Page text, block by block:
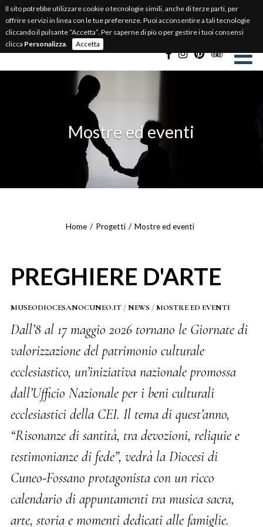
BIGLIETTERIA ONLINE
Select Language
Mostre ed eventi
Home Progetti Mostre ed eventi
PREGHIERE D'ARTE
MUSEODIOCESANOCUNEO.IT/NEWS /MOSTRE ED EVENTI
Dall’8 al 17 maggio 2026 tornano le Giornate di
valorizzazione del patrimonio culturale
ecclesiastico, un’iniziativa nazionale promossa
dall’Ufficio Nazionale per i beni culturali
ecclesiastici della CEI. Il tema di quest’anno,
“Risonanze di santità, tra devozioni, reliquie e
testimonianze di fede”, vedrà la Diocesi di
Cuneo-Fossano protagonista con un ricco
calendario di appuntamenti tra musica sacra,
arte, storia e momenti dedicati alle famiglie.
Il sito potrebbe utilizzare cookie o tecnologie simili, anche di terze parti, per
offrire servizi in linea con le tue preferenze. Puoi acconsentire a tali tecnologie
cliccando il pulsante “Accetta”. Per saperne di più o per gestire i tuoi consensi
clicca Personalizza. Accetta